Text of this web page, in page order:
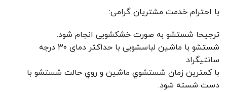
با احترام خدمت مشتریان گرامی:
ترجیحا شستشو به صورت خشکشویی انجام شود.
شستشو با ماشین لباسشویی با حداکثر دمای ۳۰ درجه
سانتیگراد
با کمترين زمان شستشوي ماشين و روي حالت شستشو با
دست شسته شود.